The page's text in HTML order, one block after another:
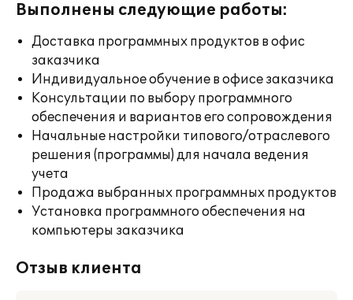
Выполнены следующие работы:
Доставка программных продуктов в офис
заказчика
Индивидуальное обучение в офисе заказчика
Консультации по выбору программного
обеспечения и вариантов его сопровождения
Начальные настройки типового/отраслевого
решения (программы) для начала ведения
учета
Продажа выбранных программных продуктов
Установка программного обеспечения на
компьютеры заказчика
Отзыв клиента